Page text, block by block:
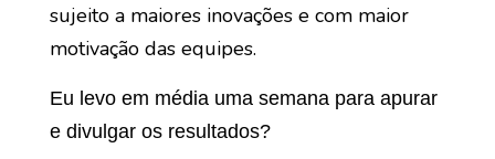
sujeito a maiores inovações e com maior
motivação das equipes.
Eu levo em média uma semana para apurar
e divulgar os resultados?